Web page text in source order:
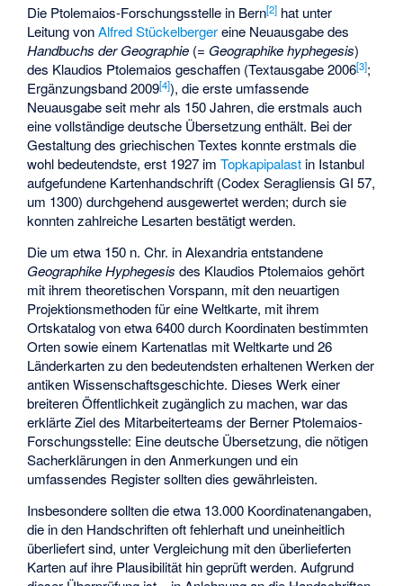
Die Ptolemaios-Forschungsstelle in Bern[2] hat unter
Leitung vonAlfred Stückelbergereine Neuausgabe des
Handbuchs der Geographie (= Geographike hyphegesis)
des Klaudios Ptolemaios geschaffen (Textausgabe 2006[3];
Ergänzungsband 2009[4]), die erste umfassende
Neuausgabe seit mehr als 150 Jahren, die erstmals auch
eine vollständige deutsche Übersetzung enthält. Bei der
Gestaltung des griechischen Textes konnte erstmals die
wohl bedeutendste, erst 1927 imTopkapipalast in Istanbul
aufgefundene Kartenhandschrift (Codex Seragliensis GI 57,
um 1300) durchgehend ausgewertet werden; durch sie
konnten zahlreiche Lesarten bestätigt werden.
Die um etwa 150 n. Chr. in Alexandria entstandene
Geographike Hyphegesis des Klaudios Ptolemaios gehört
mit ihrem theoretischen Vorspann, mit den neuartigen
Projektionsmethoden für eine Weltkarte, mit ihrem
Ortskatalog von etwa 6400 durch Koordinaten bestimmten
Orten sowie einem Kartenatlas mit Weltkarte und 26
Länderkarten zu den bedeutendsten erhaltenen Werken der
antiken Wissenschaftsgeschichte. Dieses Werk einer
breiteren Öffentlichkeit zugänglich zu machen, war das
erklärte Ziel des Mitarbeiterteams der Berner Ptolemaios-
Forschungsstelle: Eine deutsche Übersetzung, die nötigen
Sacherklärungen in den Anmerkungen und ein
umfassendes Register sollten dies gewährleisten.
Insbesondere sollten die etwa 13.000 Koordinatenangaben,
die in den Handschriften oft fehlerhaft und uneinheitlich
überliefert sind, unter Vergleichung mit den überlieferten
Karten auf ihre Plausibilität hin geprüft werden. Aufgrund